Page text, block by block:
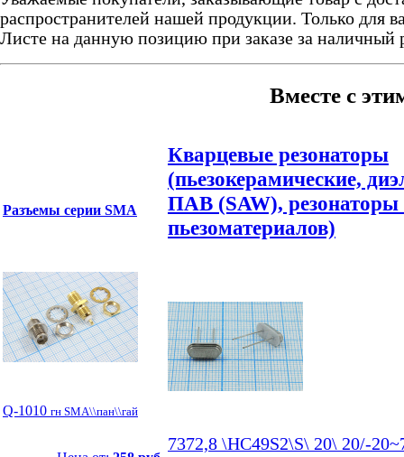
распространителей нашей продукции. Только для
Листе на данную позицию при заказе за
Вместе с
Разъемы серии SMA
Q-1010 гн SMA\\пан\\гай
Кварцевые резонаторы
(пьезокерамические,
ПАВ (SAW), резонаторы
пьезоматериалов)
7372,8 \HC49S2\S\ 20\ 20/-